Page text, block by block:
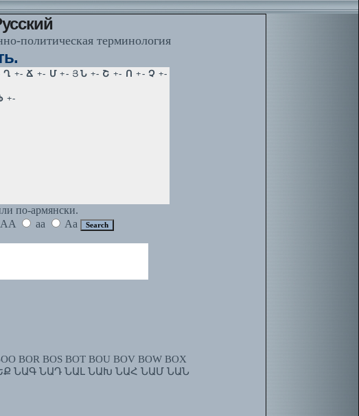
политическая терминология
по-армянски.
AA aa
Aa
BOR BOS BOT BOU BOV BOW BOX
ՆԱԳ ՆԱԴ ՆԱԼ ՆԱԽ ՆԱՀ ՆԱՄ ՆԱՆ